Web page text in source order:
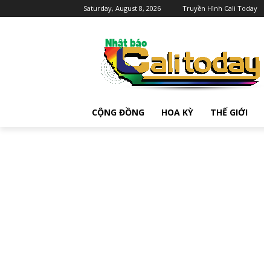
Saturday, August 8, 2026 Truyền Hình Cali Today
CỘNG ĐỒNG HOA KỲ THẾ GIỚI